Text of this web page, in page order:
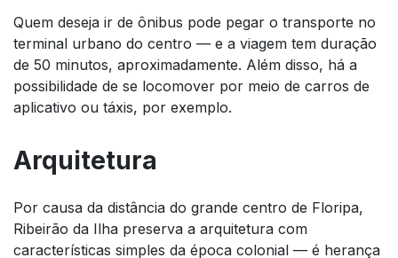
Quem deseja ir de ônibus pode pegar o transporte no
terminal urbano do centro — e a viagem tem duração
de 50 minutos, aproximadamente. Além disso, há a
possibilidade de se locomover por meio de carros de
aplicativo ou táxis, por exemplo.
Arquitetura
Por causa da distância do grande centro de Floripa,
Ribeirão da Ilha preserva a arquitetura com
características simples da época colonial — é herança